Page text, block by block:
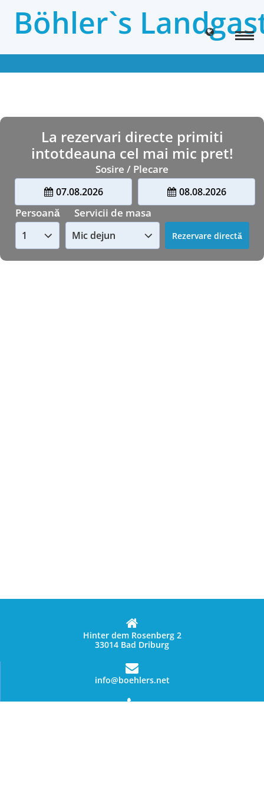
Böhler`s
La rezervari directe primiti
intotdeauna cel mai mic pret!
Sosire / Plecare
07.08.2026 08.08.2026
Persoană Servicii de masa
Hinter dem Rosenberg 2
33014 Bad Driburg
info@boehlers.net